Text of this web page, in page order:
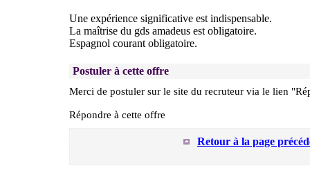
Une expérience significative est indispensable.
La maîtrise du gds amadeus est obligatoire.
Espagnol courant obligatoire.
Postuler à cette offre
Merci de postuler sur le site du recruteur via le lien
Répondre à cette offre
Retour à la page